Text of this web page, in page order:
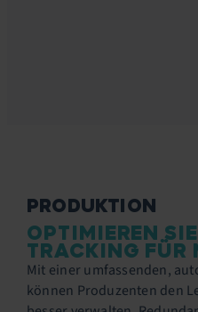
PRODUKTION
OPTIMIEREN
TRACKING FÜR
Mit einer umfassenden,
können Produzenten den